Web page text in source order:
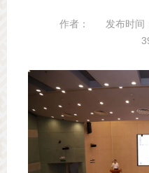
作者： 发布时间